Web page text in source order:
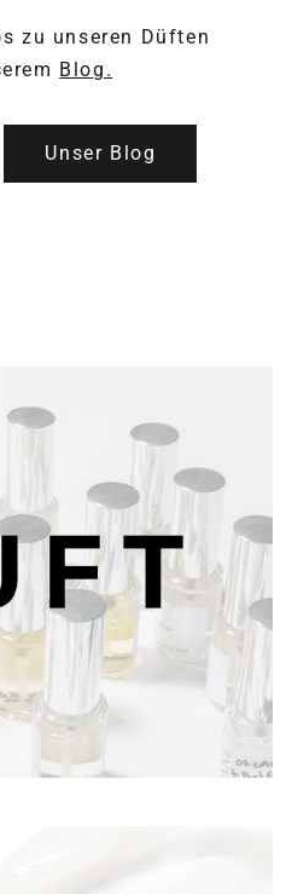
zu unseren Düften
Blog.
Unser Blog